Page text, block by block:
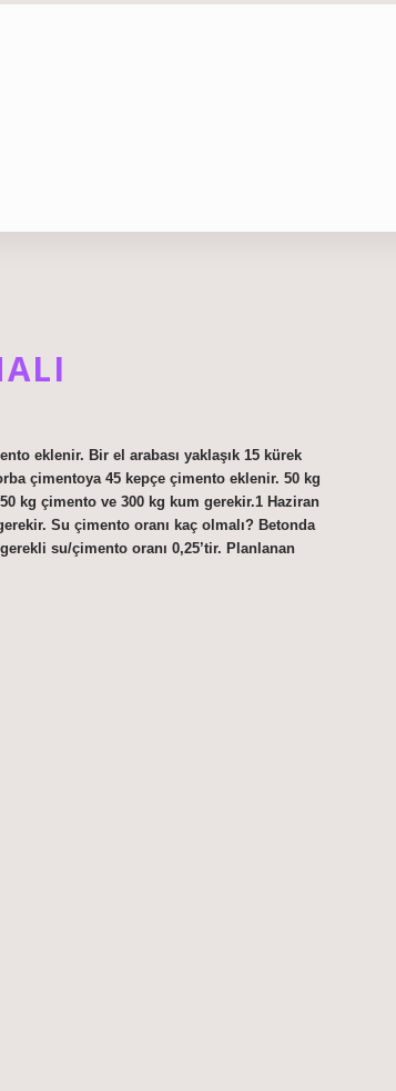
eklenir. Bir el arabası yaklaşık 15 kürek
çimentoya 45 kepçe çimento eklenir. 50 kg
kg çimento ve 300 kg kum gerekir.1 Haziran
Su çimento oranı kaç olmalı? Betonda
su/çimento oranı 0,25’tir. Planlanan